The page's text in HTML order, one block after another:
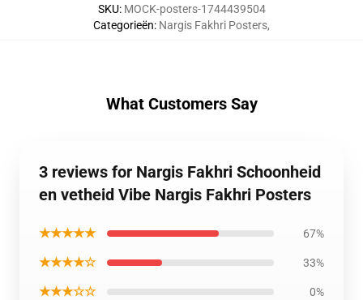
SKU: MOCK-posters-1744439504
Categorieën: Nargis Fakhri Posters,
What Customers Say
3 reviews for Nargis Fakhri Schoonheid
en vetheid Vibe Nargis Fakhri Posters
★★★★★ 67%
★★★★☆ 33%
★★★☆☆ 0%